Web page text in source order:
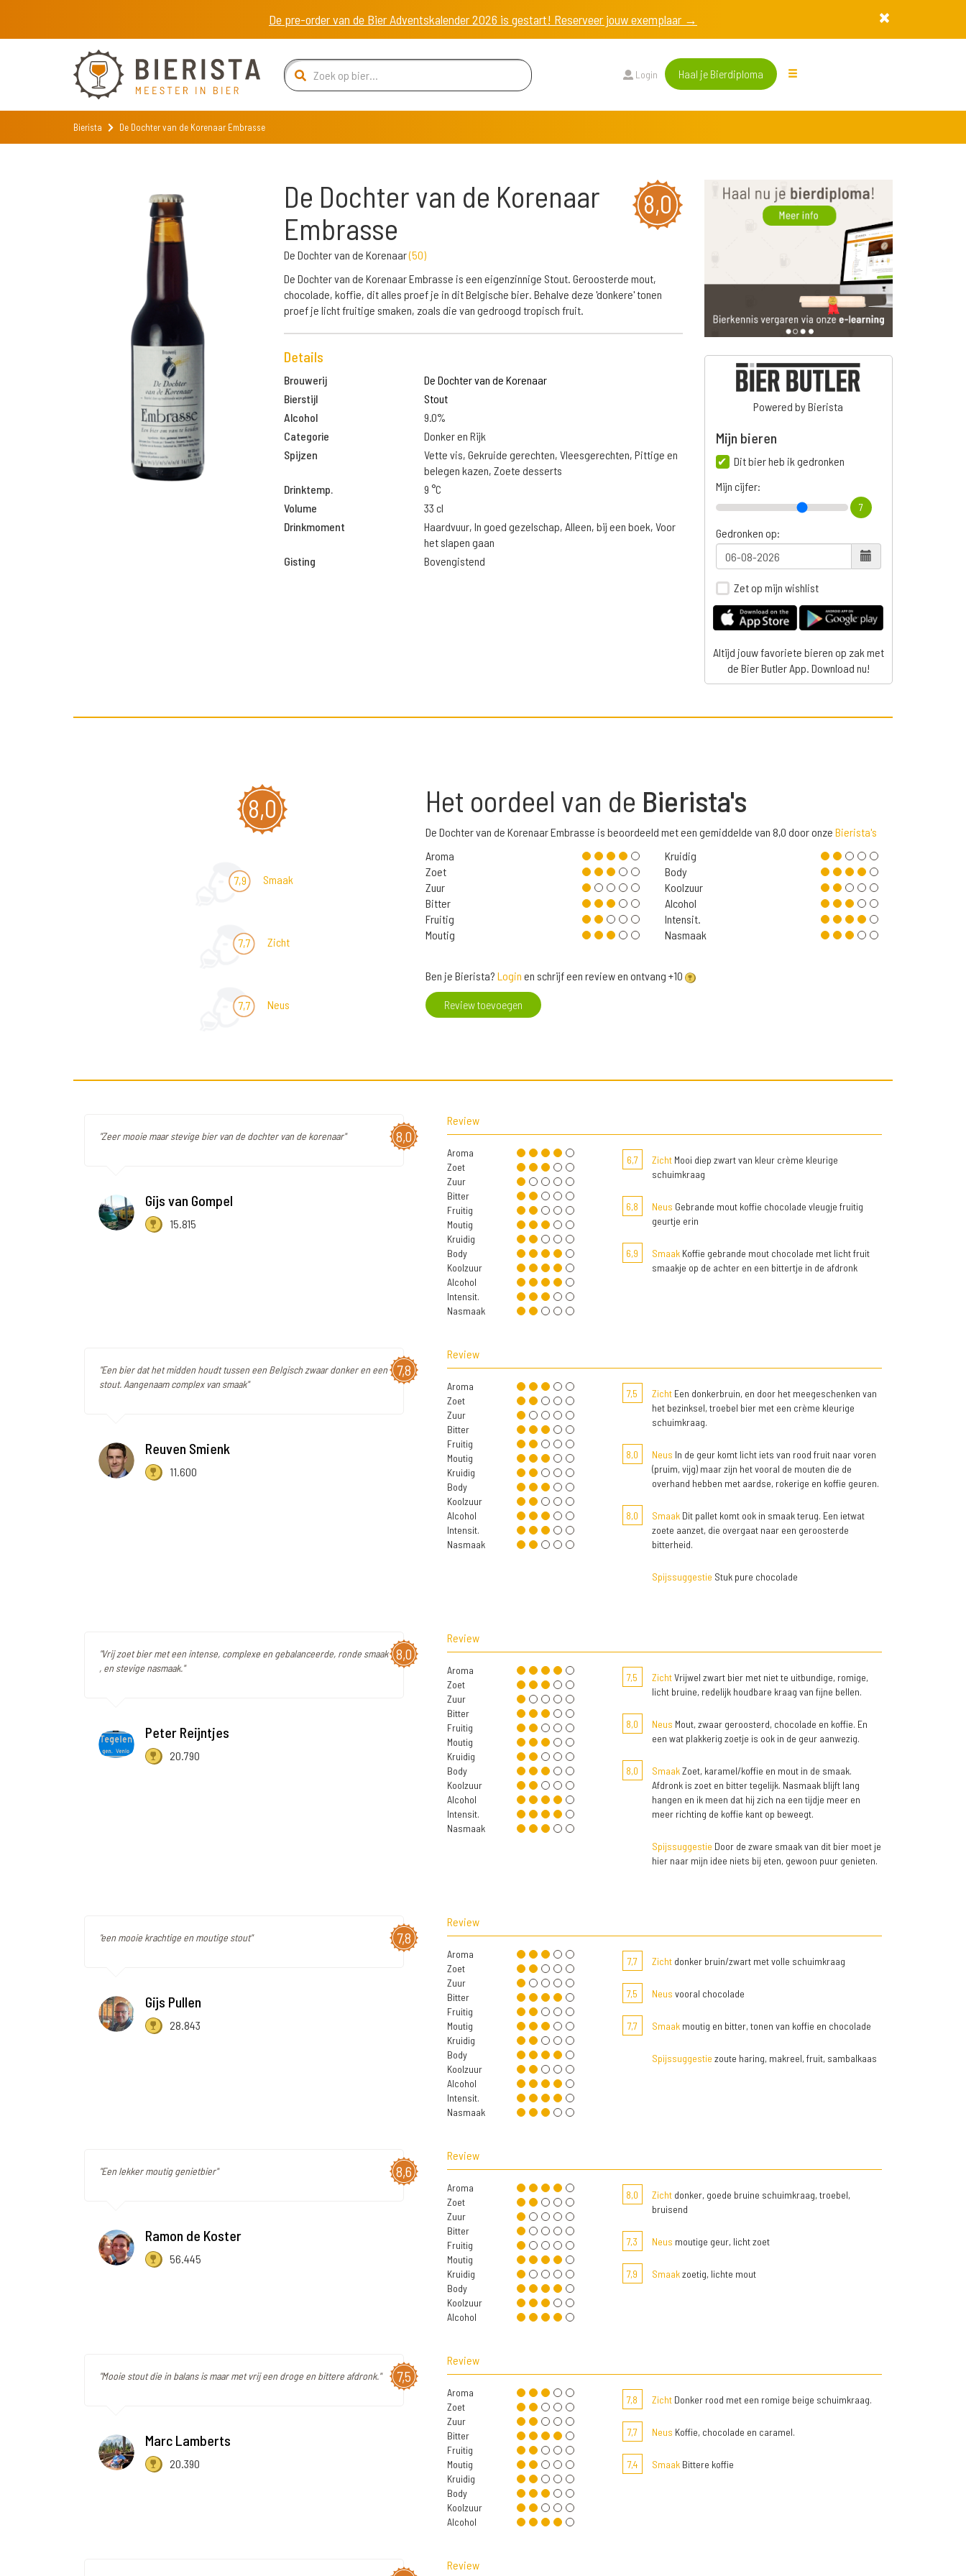
De pre-order van de Bier Adventskalender 2026 is gestart! Reserveer jouw exemplaar →
Login Haal je Bierdiploma
Bierista De Dochter van de Korenaar Embrasse
8,0
De Dochter van de Korenaar
Embrasse
De Dochter van de Korenaar(50)
De Dochter van de Korenaar Embrasse is een eigenzinnige Stout. Geroosterde mout,
chocolade, koffie, dit alles proef je in dit Belgische bier. Behalve deze 'donkere' tonen
proef je licht fruitige smaken, zoals die van gedroogd tropisch fruit.
Details
Brouwerij
De Dochter van de Korenaar
Bierstijl
Stout
Alcohol
9.0%
Categorie
Donker en Rijk
Spijzen
Vette vis, Gekruide gerechten, Vleesgerechten, Pittige en
belegen kazen, Zoete desserts
Drinktemp.
9 °C
Volume
33 cl
Drinkmoment
Haardvuur, In goed gezelschap, Alleen, bij een boek, Voor
het slapen gaan
Gisting
Bovengistend
Powered by Bierista
Mijn bieren
Dit bier heb ik gedronken
Mijn cijfer:
7
Gedronken op:
Zet op mijn wishlist
Altijd jouw favoriete bieren op zak met
de Bier Butler App. Download nu!
8,0
7,9 Smaak
7,7 Zicht
7,7 Neus
Het oordeel van de Bierista's
De Dochter van de Korenaar Embrasse is beoordeeld met een gemiddelde van 8,0 door onze Bierista's
Aroma
Zoet
Zuur
Bitter
Fruitig
Moutig
Kruidig
Body
Koolzuur
Alcohol
Intensit.
Nasmaak
Ben je Bierista? Login en schrijf een review en ontvang +10
Review toevoegen
8,0
"Zeer mooie maar stevige bier van de dochter van de korenaar"
Gijs van Gompel
15.815
Review
Aroma
Zoet
Zuur
Bitter
Fruitig
Moutig
Kruidig
Body
Koolzuur
Alcohol
Intensit.
Nasmaak
6,7 ZichtMooi diep zwart van kleur crème kleurige
schuimkraag
6,8 Neus Gebrande mout koffie chocolade vleugje fruitig
geurtje erin
6,9 SmaakKoffie gebrande mout chocolade met licht fruit
smaakje op de achter en een bittertje in de afdronk
7,8
"Een bier dat het midden houdt tussen een Belgisch zwaar donker en een
stout. Aangenaam complex van smaak"
Reuven Smienk
11.600
Review
Aroma
Zoet
Zuur
Bitter
Fruitig
Moutig
Kruidig
Body
Koolzuur
Alcohol
Intensit.
Nasmaak
7,5 ZichtEen donkerbruin, en door het meegeschenken van
het bezinksel, troebel bier met een crème kleurige
schuimkraag.
8,0 Neus In de geur komt licht iets van rood fruit naar voren
(pruim, vijg) maar zijn het vooral de mouten die de
overhand hebben met aardse, rokerige en koffie geuren.
8,0 SmaakDit pallet komt ook in smaak terug. Een ietwat
zoete aanzet, die overgaat naar een geroosterde
bitterheid.
Spijssuggestie Stuk pure chocolade
8,0
"Vrij zoet bier met een intense, complexe en gebalanceerde, ronde smaak
, en stevige nasmaak."
Peter Reijntjes
20.790
Review
Aroma
Zoet
Zuur
Bitter
Fruitig
Moutig
Kruidig
Body
Koolzuur
Alcohol
Intensit.
Nasmaak
7,5 ZichtVrijwel zwart bier met niet te uitbundige, romige,
licht bruine, redelijk houdbare kraag van fijne bellen.
8,0 Neus Mout, zwaar geroosterd, chocolade en koffie. En
een wat plakkerig zoetje is ook in de geur aanwezig.
8,0 SmaakZoet, karamel/koffie en mout in de smaak.
Afdronk is zoet en bitter tegelijk. Nasmaak blijft lang
hangen en ik meen dat hij zich na een tijdje meer en
meer richting de koffie kant op beweegt.
Spijssuggestie Door de zware smaak van dit bier moet je
hier naar mijn idee niets bij eten, gewoon puur genieten.
7,8
"een mooie krachtige en moutige stout"
Gijs Pullen
28.843
Review
Aroma
Zoet
Zuur
Bitter
Fruitig
Moutig
Kruidig
Body
Koolzuur
Alcohol
Intensit.
Nasmaak
7,7 Zichtdonker bruin/zwart met volle schuimkraag
7,5 Neus vooral chocolade
7,7 Smaakmoutig en bitter, tonen van koffie en chocolade
Spijssuggestie zoute haring, makreel, fruit, sambalkaas
8,6
"Een lekker moutig genietbier"
Ramon de Koster
56.445
Review
Aroma
Zoet
Zuur
Bitter
Fruitig
Moutig
Kruidig
Body
Koolzuur
Alcohol
8,0 Zichtdonker, goede bruine schuimkraag, troebel,
bruisend
7,3 Neus moutige geur, licht zoet
7,9 Smaakzoetig, lichte mout
7,5
"Mooie stout die in balans is maar met vrij een droge en bittere afdronk."
Marc Lamberts
20.390
Review
Aroma
Zoet
Zuur
Bitter
Fruitig
Moutig
Kruidig
Body
Koolzuur
Alcohol
7,8 ZichtDonker rood met een romige beige schuimkraag.
7,7 Neus Koffie, chocolade en caramel.
7,4 SmaakBittere koffie
Review